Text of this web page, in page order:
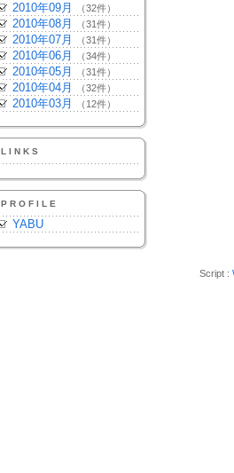
2010年09月 （32件）
2010年08月 （31件）
2010年07月 （31件）
2010年06月 （34件）
2010年05月 （31件）
2010年04月 （32件）
2010年03月 （12件）
LINKS
PROFILE
YABU
Script :